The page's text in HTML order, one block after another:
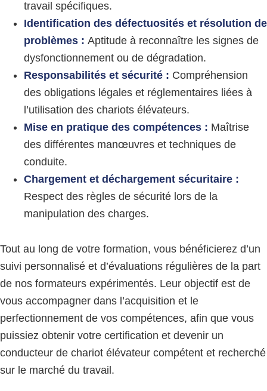
travail spécifiques.
Identification des défectuosités et résolution de
problèmes : Aptitude à reconnaître les signes de
dysfonctionnement ou de dégradation.
Responsabilités et sécurité : Compréhension
des obligations légales et réglementaires liées à
l’utilisation des chariots élévateurs.
Mise en pratique des compétences : Maîtrise
des différentes manœuvres et techniques de
conduite.
Chargement et déchargement sécuritaire :
Respect des règles de sécurité lors de la
manipulation des charges.
Tout au long de votre formation, vous bénéficierez d’un
suivi personnalisé et d’évaluations régulières de la part
de nos formateurs expérimentés. Leur objectif est de
vous accompagner dans l’acquisition et le
perfectionnement de vos compétences, afin que vous
puissiez obtenir votre certification et devenir un
conducteur de chariot élévateur compétent et recherché
sur le marché du travail.